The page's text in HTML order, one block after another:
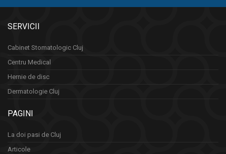
SERVICII
Cabinet Stomatologic Cluj
Centru Medical
Hernie de disc
Dermatologie Cluj
PAGINI
La doi pasi de Cluj
Articole